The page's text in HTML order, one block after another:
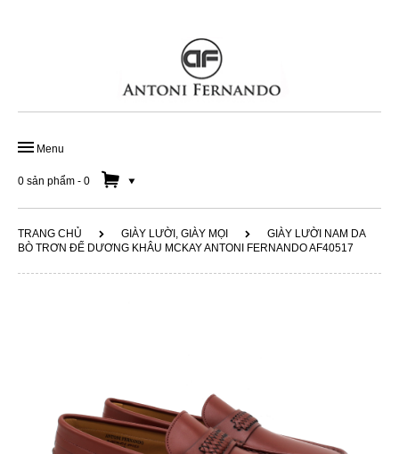
Menu
TRANG CHỦ
GIÀY DA CÔNG SỞ
0 sản phẩm - 0
TRANG CHỦ GIÀY LƯỜI, GIÀY MỌI
GIÀY LƯỜI NAM DA
BÒ TRƠN ĐẾ DƯƠNG KHÂU MCKAY ANTONI FERNANDO AF40517